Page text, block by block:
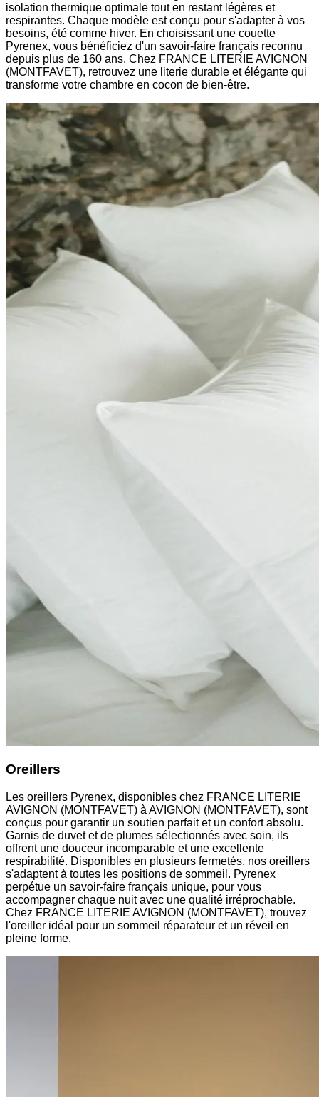
isolation thermique optimale tout en restant légères et
respirantes. Chaque modèle est conçu pour s'adapter à vos
besoins, été comme hiver. En choisissant une couette
Pyrenex, vous bénéficiez d'un savoir-faire français reconnu
depuis plus de 160 ans. Chez FRANCE LITERIE AVIGNON
(MONTFAVET), retrouvez une literie durable et élégante qui
transforme votre chambre en cocon de bien-être.
Oreillers
Les oreillers Pyrenex, disponibles chez FRANCE LITERIE
AVIGNON (MONTFAVET) à AVIGNON (MONTFAVET), sont
conçus pour garantir un soutien parfait et un confort absolu.
Garnis de duvet et de plumes sélectionnés avec soin, ils
offrent une douceur incomparable et une excellente
respirabilité. Disponibles en plusieurs fermetés, nos oreillers
s'adaptent à toutes les positions de sommeil. Pyrenex
perpétue un savoir-faire français unique, pour vous
accompagner chaque nuit avec une qualité irréprochable.
Chez FRANCE LITERIE AVIGNON (MONTFAVET), trouvez
l'oreiller idéal pour un sommeil réparateur et un réveil en
pleine forme.